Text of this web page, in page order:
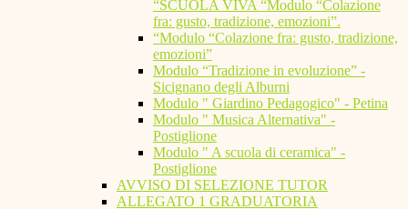
“SCUOLA VIVA “Modulo “Colazione
fra: gusto, tradizione, emozioni”.
“Modulo “Colazione fra: gusto, tradizione,
emozioni”
Modulo “Tradizione in evoluzione” -
Sicignano degli Alburni
Modulo " Giardino Pedagogico" - Petina
Modulo " Musica Alternativa" -
Postiglione
Modulo " A scuola di ceramica" -
Postiglione
AVVISO DI SELEZIONE TUTOR
ALLEGATO 1 GRADUATORIA